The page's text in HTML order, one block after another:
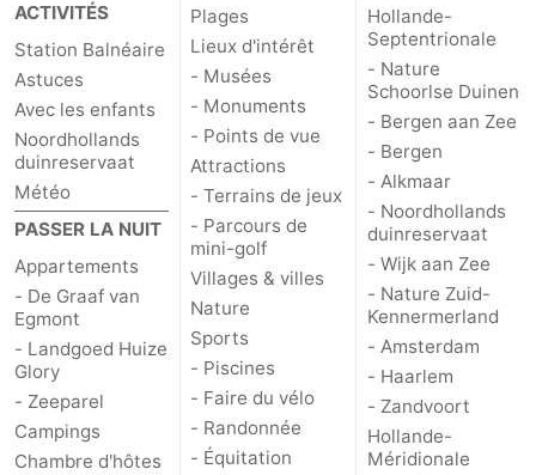
ACTIVITÉS
Station Balnéaire
Astuces
Avec les enfants
Noordhollands
duinreservaat
Météo
PASSER LA NUIT
Appartements
- De Graaf van
Egmont
- Landgoed Huize
Glory
- Zeeparel
Campings
Chambre d'hôtes
Plages
Lieux d'intérêt
- Musées
- Monuments
- Points de vue
Attractions
- Terrains de jeux
- Parcours de
mini-golf
Villages & villes
Nature
Sports
- Piscines
- Faire du vélo
- Randonnée
- Équitation
Hollande-
Septentrionale
- Nature
Schoorlse Duinen
- Bergen aan Zee
- Bergen
- Alkmaar
- Noordhollands
duinreservaat
- Wijk aan Zee
- Nature Zuid-
Kennermerland
- Amsterdam
- Haarlem
- Zandvoort
Hollande-
Méridionale